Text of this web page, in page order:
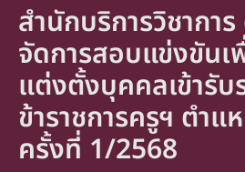
สำนักบริการวิชากา
จัดการสอบแข่งขันเ
แต่งตั้งบุคคลเข้ารับ
ข้าราชการครูฯ ตำ
ครั้งที่ 1/2568